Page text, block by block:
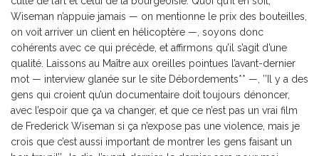
Wiseman n’appuie jamais — on mentionne le prix des bouteilles,
on voit arriver un client en hélicoptère —, soyons donc
cohérents avec ce qui précède, et affirmons qu’il s’agit d’une
qualité. Laissons au Maître aux oreilles pointues l’avant-dernier
mot — interview glanée sur le site Débordements** —, ’’Il y a des
gens qui croient qu’un documentaire doit toujours dénoncer,
avec l’espoir que ça va changer, et que ce n’est pas un vrai film
de Frederick Wiseman si ça n’expose pas une violence, mais je
crois que c’est aussi important de montrer les gens faisant un